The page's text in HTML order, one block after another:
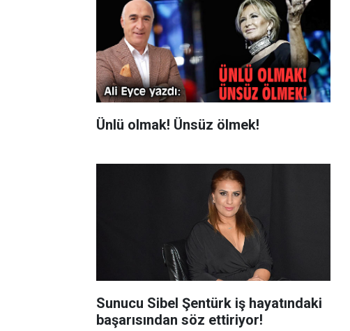
Ünlü olmak! Ünsüz ölmek!
Sunucu Sibel Şentürk iş hayatındaki
başarısından söz ettiriyor!